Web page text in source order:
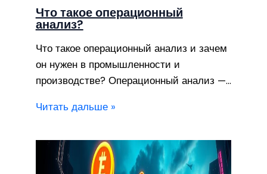
Что такое операционный
анализ?
Что такое операционный анализ и зачем
он нужен в промышленности и
производстве? Операционный анализ —…
Читать дальше »